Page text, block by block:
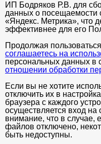
ИП Бодряков Р.В. для
данных о посещаемости
«Яндекс. Метрика», что
эффективнее для его
Продолжая
соглашаетесь на
персональных данных в
отношении обработки
Если вы не хотите
отключить их в
браузера с каждого
осуществляется вход
внимание, что в случае,
файлов отключено,
быть недоступны.